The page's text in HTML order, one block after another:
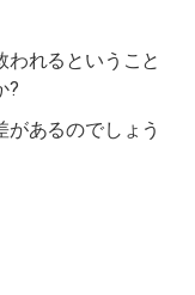
れるということ
?
があるのでしょう